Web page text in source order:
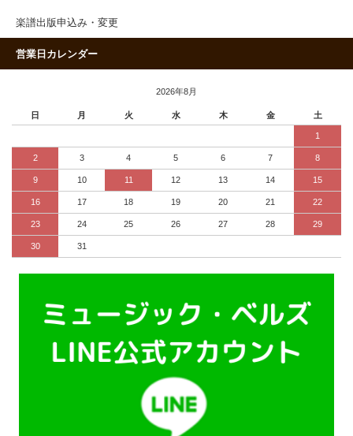
楽譜出版申込み・変更
営業日カレンダー
2026年8月
日 月 火 水 木 金 土
1
2 3 4 5 6 7 8
9 10 11 12 13 14 15
16 17 18 19 20 21 22
23 24 25 26 27 28 29
30 31